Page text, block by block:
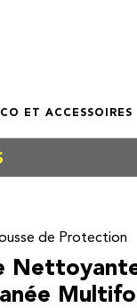
ET ACCESSOIRES
de Protection